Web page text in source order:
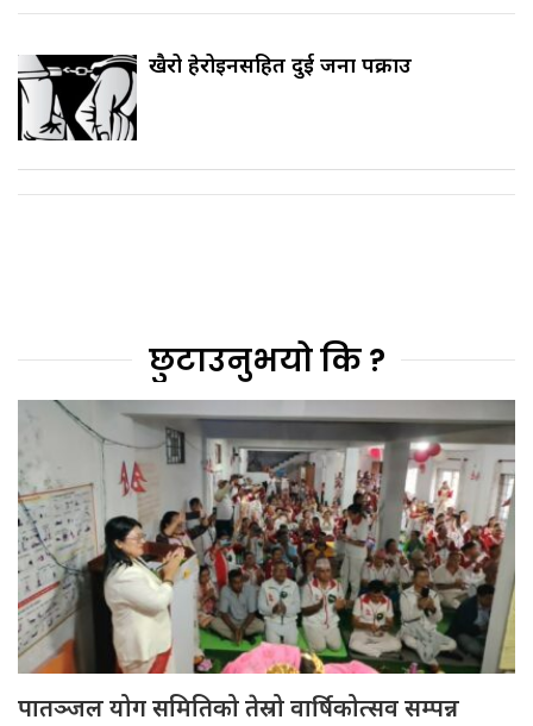
खैरो हेरोइनसहित दुई जना पक्राउ
छुटाउनुभयो कि ?
पातञ्जल योग समितिको तेस्रो वार्षिकोत्सव सम्पन्न